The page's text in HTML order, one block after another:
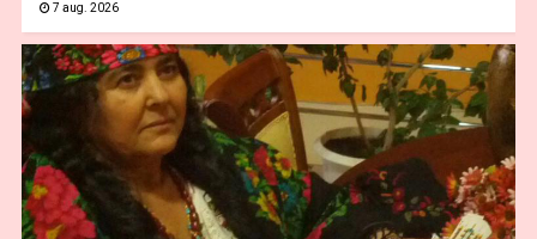
7 aug. 2026